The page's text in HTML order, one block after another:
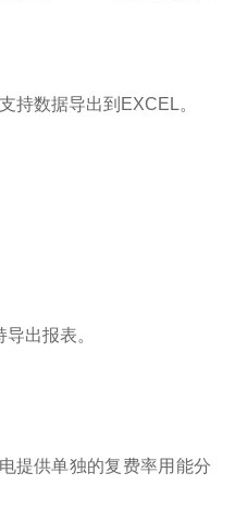
数据导出到EXCEL。
出报表。
提供单独的复费率用能分